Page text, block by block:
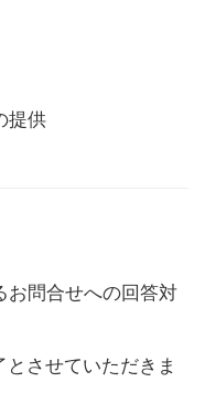
提供
お問合せへの回答対
させていただきま